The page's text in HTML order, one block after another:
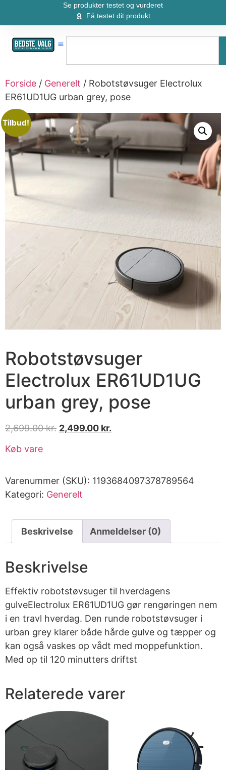
Se produkter testet og vurderet
Få testet dit produkt
Forside / Generelt / Robotstøvsuger Electrolux
ER61UD1UG urban grey, pose
Tilbud!
Robotstøvsuger
Electrolux ER61UD1UG
urban grey, pose
2,699.00kr. 2,499.00 kr.
Køb vare
Varenummer (SKU): 1193684097378789564
Kategori: Generelt
Beskrivelse Anmeldelser (0)
Beskrivelse
Effektiv robotstøvsuger til hverdagens
gulveElectrolux ER61UD1UG gør rengøringen nem
i en travl hverdag. Den runde robotstøvsuger i
urban grey klarer både hårde gulve og tæpper og
kan også vaskes op vådt med moppefunktion.
Med op til 120 minutters driftst
Relaterede varer